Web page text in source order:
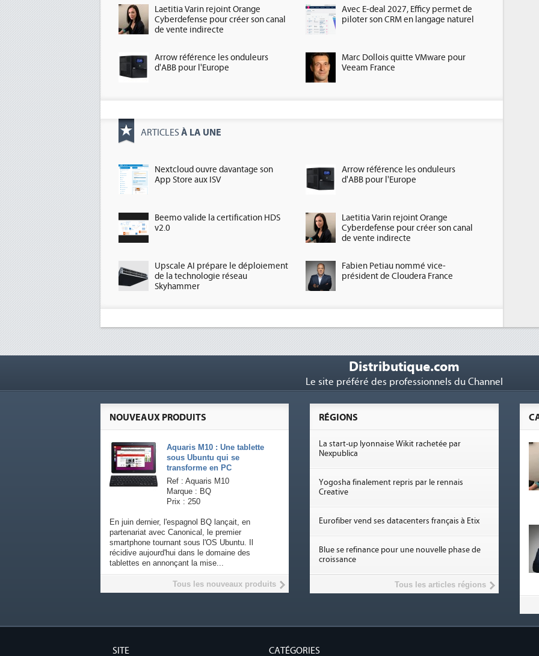
Laetitia Varin rejoint Orange
Cyberdefense pour créer son canal
de vente indirecte
Avec E-deal 2027, Efficy permet de
piloter son CRM en langage naturel
Arrow référence les onduleurs
d'ABB pour l'Europe
Marc Dollois quitte VMware pour
Veeam France
ARTICLES À LA UNE
Nextcloud ouvre davantage son
App Store aux ISV
Arrow référence les onduleurs
d'ABB pour l'Europe
Beemo valide la certification HDS
v2.0
Laetitia Varin rejoint Orange
Cyberdefense pour créer son canal
de vente indirecte
Upscale AI prépare le déploiement
de la technologie réseau
Skyhammer
Fabien Petiau nommé vice-
président de Cloudera France
Distributique.com
Le site préféré des professionnels du Channel
NOUVEAUX PRODUITS
Aquaris M10 : Une tablette
sous Ubuntu qui se
transforme en PC
Ref : Aquaris M10
Marque : BQ
Prix : 250
En juin dernier, l'espagnol BQ lançait, en
partenariat avec Canonical, le premier
smartphone tournant sous l'OS Ubuntu. Il
récidive aujourd'hui dans le domaine des
tablettes en annonçant la mise...
Tous les nouveaux produits
RÉGIONS
La start-up lyonnaise Wikit rachetée par
Nexpublica
Yogosha finalement repris par le rennais
Creative
Eurofiber vend ses datacenters français à Etix
Blue se refinance pour une nouvelle phase de
croissance
Tous les articles régions
SITE CATÉGORIES